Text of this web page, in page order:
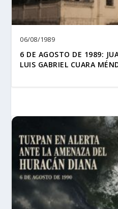
06/08/1989
6 DE AGOSTO DE 1989:
LUIS GABRIEL CUARA